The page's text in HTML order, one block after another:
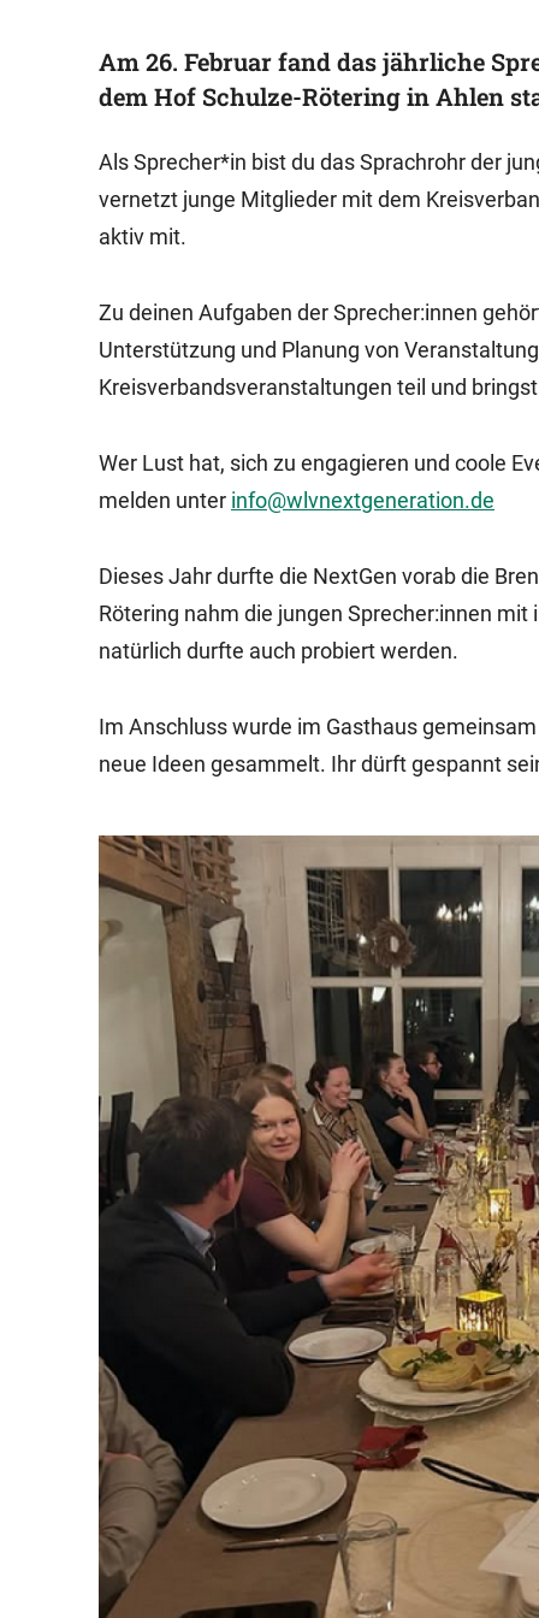
Am 26. Februar fand das jährliche
dem Hof Schulze-Rötering in Ahlen
Als Sprecher*in bist du das Sprachrohr der
vernetzt junge Mitglieder mit dem
aktiv mit.
Zu deinen Aufgaben der Sprecher:innen
Unterstützung und Planung von
Kreisverbandsveranstaltungen teil und
Wer Lust hat, sich zu engagieren und coole
melden unter info@wlvnextgeneration.de
Dieses Jahr durfte die NextGen vorab die
Rötering nahm die jungen Sprecher:innen
natürlich durfte auch probiert werden.
Im Anschluss wurde im Gasthaus
neue Ideen gesammelt. Ihr dürft gespannt